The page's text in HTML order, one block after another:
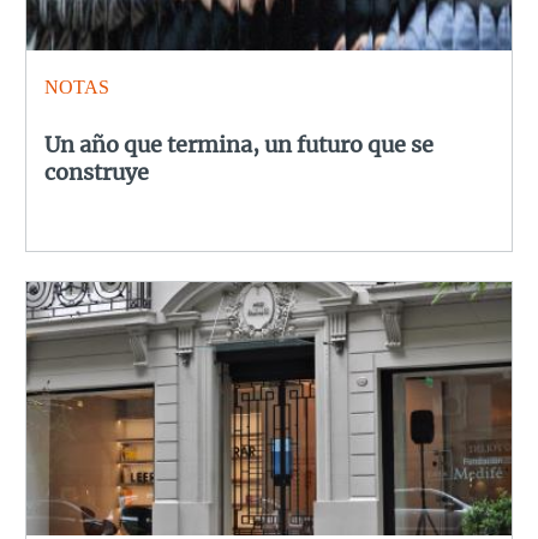
NOTAS
Un año que termina, un futuro que se
construye